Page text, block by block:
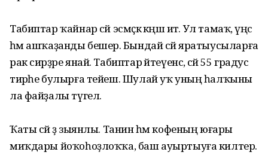
Табиптар ҡайнар сәй эсмәҫкә кәңәш итә. Ул тамаҡ, үңәс
һәм ашҡаҙанды бешерә. Бындай сәй яратыусыларға
рак сирҙәре янай. Табиптар әйтеүенсә, сәй 55 градус
тирәһе булырға тейеш. Шулай уҡ уның һалҡыны
ла файҙалы түгел.
Ҡаты сәй ҙә зыянлы. Танин һәм кофеның юғары
миҡдары йоҡоһоҙлоҡҡа, баш ауыртыуға килтерә.